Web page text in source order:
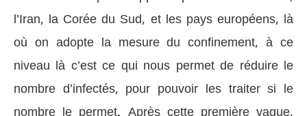
l’Iran, la Corée du Sud, et les pays européens, là
où on adopte la mesure du confinement, à ce
niveau là c’est ce qui nous permet de réduire le
nombre d’infectés, pour pouvoir les traiter si le